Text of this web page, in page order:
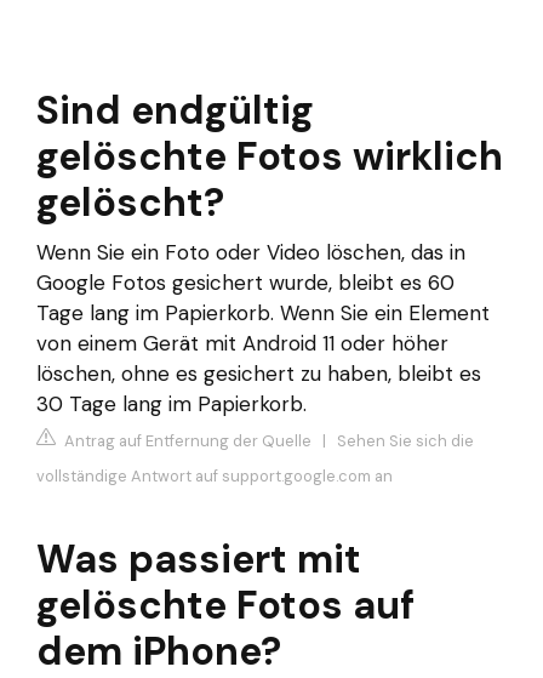
Sind endgültig
gelöschte Fotos wirklich
gelöscht?
Wenn Sie ein Foto oder Video löschen, das in
Google Fotos gesichert wurde, bleibt es 60
Tage lang im Papierkorb. Wenn Sie ein Element
von einem Gerät mit Android 11 oder höher
löschen, ohne es gesichert zu haben, bleibt es
30 Tage lang im Papierkorb.
Antrag auf Entfernung der Quelle | Sehen Sie sich die
vollständige Antwort auf support.google.com an
Was passiert mit
gelöschte Fotos auf
dem iPhone?